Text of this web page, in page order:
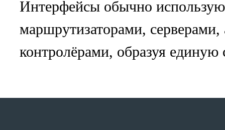
Интерфейсы обычно
маршрутизаторами, серверами,
контролёрами, образуя единую